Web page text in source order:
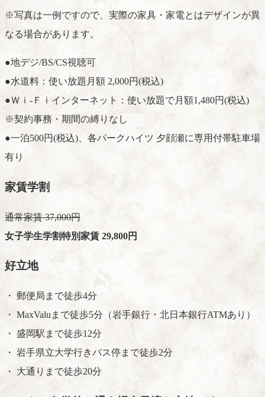
※写真は一例ですので、実際の家具・家電とはデザインが異
なる場合があります。
●地デジ/BS/CS視聴可
●水道料：使い放題月額 2,000円(税込)
●Ｗｉ-Ｆｉインターネット：使い放題で月額1,480円(税込)
※契約事務・期間の縛りなし
●一泊500円(税込)、各パークハイツ 夕顔瀬に専用付帯駐車場
有り
家賃学割
通常家賃 37,000円
女子学生学割特別家賃 29,800円
好立地
・ 郵便局まで徒歩4分
・ MaxValuまで徒歩5分（岩手銀行・北日本銀行ATMあり）
・ 盛岡駅まで徒歩12分
・ 岩手県立大学行きバス停まで徒歩2分
・ 大通りまで徒歩20分